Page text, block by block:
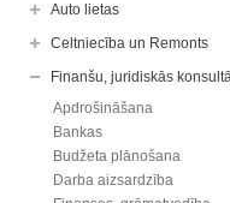
Auto lietas
Celtniecība un Remonts
Finanšu, juridiskās
Apdrošināšana
Bankas
Budžeta plānošana
Darba aizsardzība